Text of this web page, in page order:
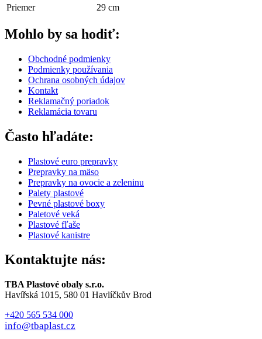
Priemer
29 cm
Mohlo by sa hodiť:
Obchodné podmienky
Podmienky používania
Ochrana osobných údajov
Kontakt
Reklamačný poriadok
Reklamácia tovaru
Často hľadáte:
Plastové euro prepravky
Prepravky na mäso
Prepravky na ovocie a zeleninu
Palety plastové
Pevné plastové boxy
Paletové veká
Plastové fľaše
Plastové kanistre
Kontaktujte nás:
TBA Plastové obaly s.r.o.
Havířská 1015, 580 01 Havlíčkův Brod
+420 565 534 000
info@tbaplast.cz